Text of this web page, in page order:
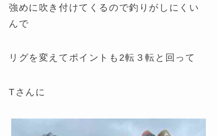
強めに吹き付けてくるので釣りがしにくい
んで
リグを変えてポイントも2転３転と回って
Tさんに